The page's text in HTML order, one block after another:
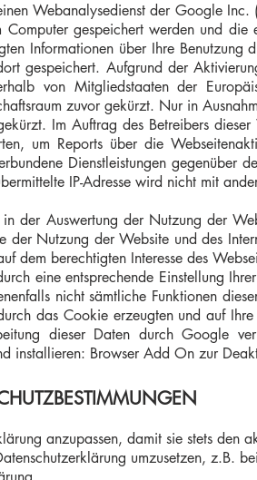
Webanalysedienst der Google
Computer gespeichert werden und
Informationen über Ihre Benutzung
gespeichert. Aufgrund der
von Mitgliedstaaten der
zuvor gekürzt. Nur in
Im Auftrag des Betreibers
um Reports über die
Dienstleistungen gegenüber
IP-Adresse wird nicht mit
der Auswertung der Nutzung der
Nutzung der Website und des
dem berechtigten Interesse des
eine entsprechende Einstellung
nicht sämtliche Funktionen
das Cookie erzeugten und auf
dieser Daten durch Google
installieren: Browser Add On zur
anzupassen, damit sie stets den
umzusetzen, z.B.